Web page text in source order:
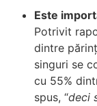
Este
Potrivit
dintre
singuri se
cu 55%
spus, “deci